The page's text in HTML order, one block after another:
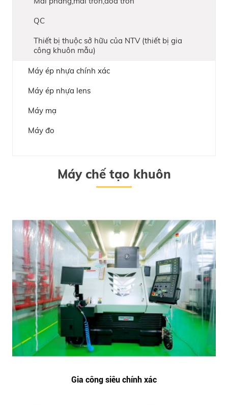
QC
Thiết bị thuộc sở hữu của NTV (thiết bị gia
công khuôn mẫu)
Máy ép nhựa chính xác
Máy ép nhựa lens
Máy mạ
Máy đo
Máy chế tạo khuôn
Gia công siêu chính xác